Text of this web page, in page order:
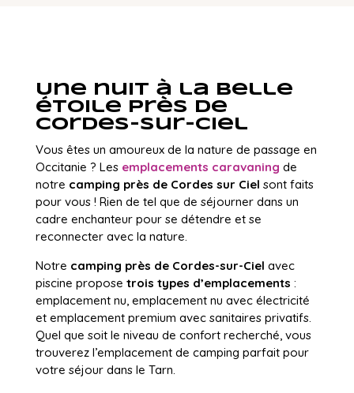
Une nuit à la belle
étoile près de
Cordes-sur-Ciel
Vous êtes un amoureux de la nature de passage en
Occitanie ? Lesemplacements caravaning de
notre camping près de Cordes sur Ciel sont faits
pour vous ! Rien de tel que de séjourner dans un
cadre enchanteur pour se détendre et se
reconnecter avec la nature.
Notre camping près de Cordes-sur-Ciel avec
piscine propose trois types d’emplacements :
emplacement nu, emplacement nu avec électricité
et emplacement premium avec sanitaires privatifs.
Quel que soit le niveau de confort recherché, vous
trouverez l’emplacement de camping parfait pour
votre séjour dans le Tarn.